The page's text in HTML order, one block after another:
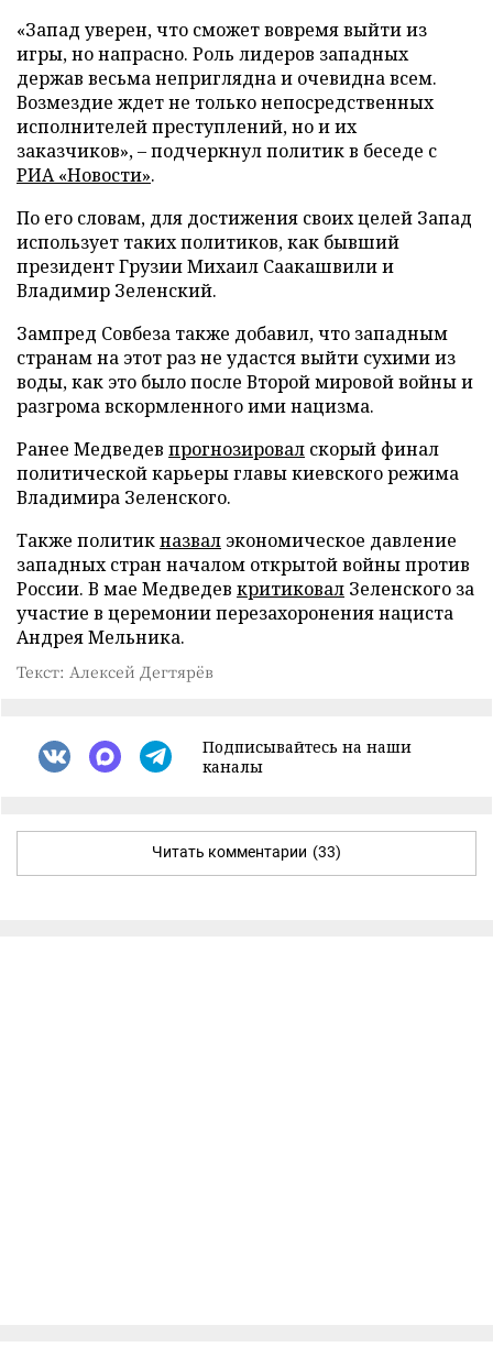
«Запад уверен, что сможет вовремя выйти из
игры, но напрасно. Роль лидеров западных
держав весьма неприглядна и очевидна всем.
Возмездие ждет не только непосредственных
исполнителей преступлений, но и их
заказчиков», – подчеркнул политик в беседе с
РИА «Новости».
По его словам, для достижения своих целей Запад
использует таких политиков, как бывший
президент Грузии Михаил Саакашвили и
Владимир Зеленский.
Зампред Совбеза также добавил, что западным
странам на этот раз не удастся выйти сухими из
воды, как это было после Второй мировой войны и
разгрома вскормленного ими нацизма.
Ранее Медведев прогнозировал скорый финал
политической карьеры главы киевского режима
Владимира Зеленского.
Также политикназвал экономическое давление
западных стран началом открытой войны против
России. В мае Медведев критиковал Зеленского за
участие в церемонии перезахоронения нациста
Андрея Мельника.
Текст: Алексей Дегтярёв
Подписывайтесь на наши
каналы
Читать комментарии (33)